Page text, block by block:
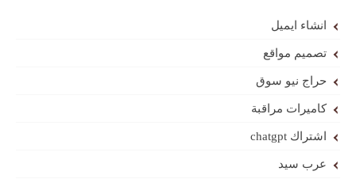
انشاء ايميل
تصميم مواقع
حراج نيو سوق
كاميرات مراقبة
اشتراك chatgpt
عرب سيد